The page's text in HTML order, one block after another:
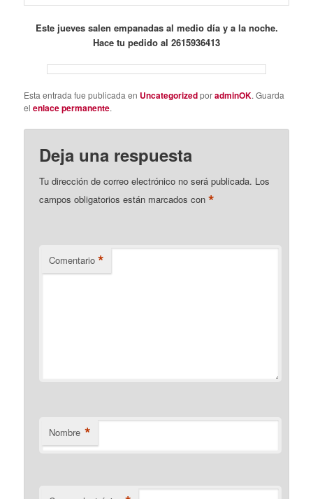
Este jueves salen empanadas al medio día y a la noche.
Hace tu pedido al 2615936413
Esta entrada fue publicada en UncategorizedporadminOK. Guarda
elenlace permanente.
Deja una respuesta
Tu dirección de correo electrónico no será publicada. Los
campos obligatorios están marcados con*
Comentario *
Nombre *